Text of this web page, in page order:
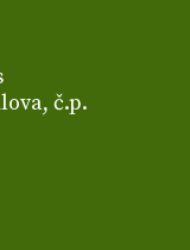
č.p.